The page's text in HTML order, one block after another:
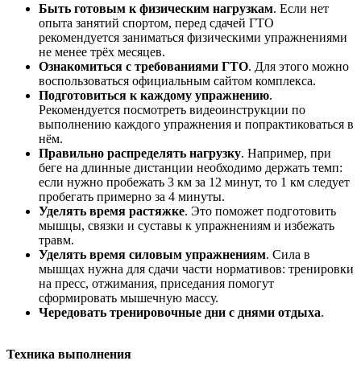
Быть готовым к физическим нагрузкам. Если нет
опыта занятий спортом, перед сдачей ГТО
рекомендуется заниматься физическими упражнениями
не менее трёх месяцев.
Ознакомиться с требованиями ГТО. Для этого можно
воспользоваться официальным сайтом комплекса.
Подготовиться к каждому упражнению.
Рекомендуется посмотреть видеоинструкции по
выполнению каждого упражнения и попрактиковаться в
нём.
Правильно распределять нагрузку. Например, при
беге на длинные дистанции необходимо держать темп:
если нужно пробежать 3 км за 12 минут, то 1 км следует
пробегать примерно за 4 минуты.
Уделять время растяжке. Это поможет подготовить
мышцы, связки и суставы к упражнениям и избежать
травм.
Уделять время силовым упражнениям. Сила в
мышцах нужна для сдачи части нормативов: тренировки
на пресс, отжимания, приседания помогут
сформировать мышечную массу.
Чередовать тренировочные дни с днями отдыха.
Техника выполнения